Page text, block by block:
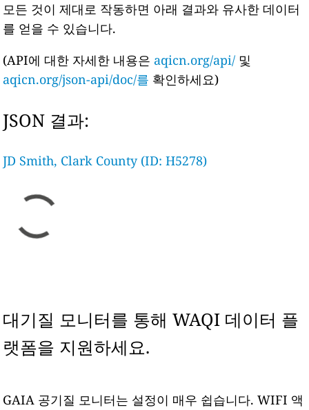
모든 것이 제대로 작동하면 아래 결과와 유사한 데이터
를 얻을 수 있습니다.
(API에 대한 자세한 내용은 aqicn.org/api/ 및
aqicn.org/json-api/doc/를 확인하세요)
JSON 결과:
JD Smith, Clark County (ID: H5278)
대기질 모니터를 통해 WAQI 데이터 플
랫폼을 지원하세요.
GAIA 공기질 모니터는 설정이 매우 쉽습니다. WIFI 액